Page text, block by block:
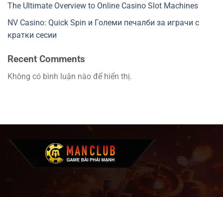
The Ultimate Overview to Online Casino Slot Machines
NV Casino: Quick Spin и Големи печалби за играчи с
кратки сесии
Recent Comments
Không có bình luận nào để hiển thị.